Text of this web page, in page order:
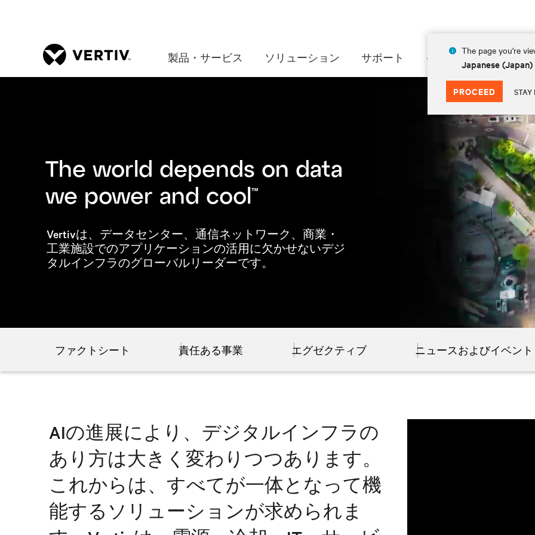
The page you're
Japanese (Japan)
PROCEED STAY
製品・サービス ソリューション サポート インサイト 会社
Vertivについて
ファクトシート 責任ある事業 エグゼクティブ ニュースおよびイベント
AIの進展により、デジタルインフラの
あり方は大きく変わりつつあります。
これからは、すべてが一体となって機
能するソリューションが求められま